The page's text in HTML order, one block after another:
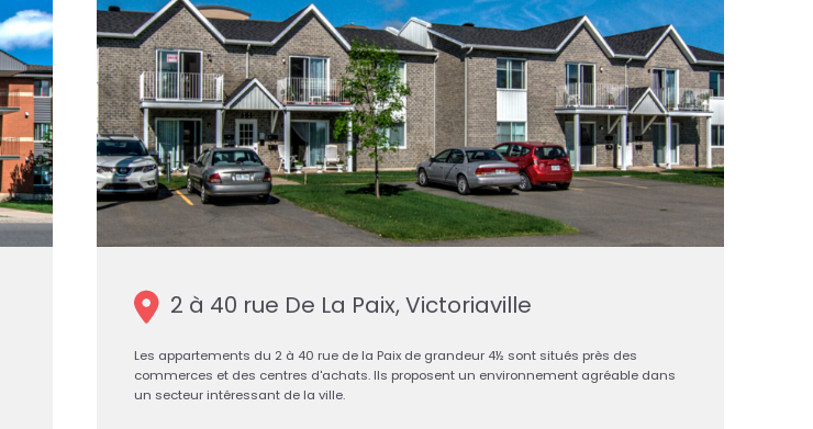
2 à 40 rue De La Paix, Victoriaville
Les appartements du 2 à 40 rue de la Paix de grandeur 4½ sont situés près des
commerces et des centres d'achats. Ils proposent un environnement agréable dans
un secteur intéressant de la ville.